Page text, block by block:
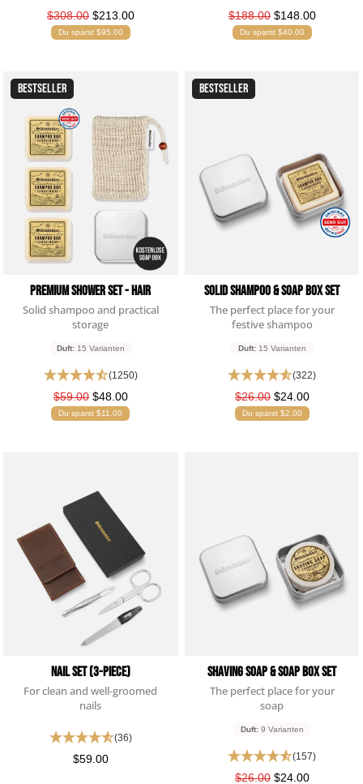
$308.00$213.00
Du sparst $95.00
$188.00$148.00
Du sparst $40.00
BESTSELLER
Premium Shower Set - Hair
Solid shampoo and practical
storage
Duft: 15 Varianten
(1250)
$59.00$48.00
Du sparst $11.00
BESTSELLER
Solid Shampoo & Soap Box Set
The perfect place for your
festive shampoo
Duft: 15 Varianten
(322)
$26.00$24.00
Du sparst $2.00
Nail Set (3-piece)
For clean and well-groomed
nails
(36)
$59.00
Shaving Soap & Soap Box Set
The perfect place for your
soap
Duft: 9 Varianten
(157)
$26.00$24.00